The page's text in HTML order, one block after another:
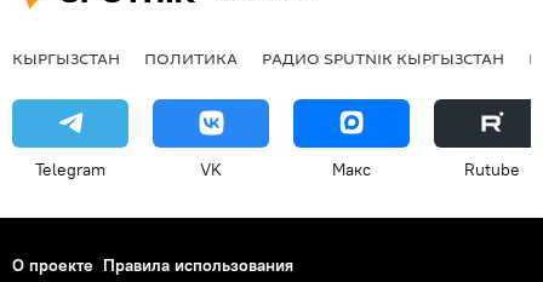
КЫРГЫЗСТАН ПОЛИТИКА РАДИО SPUTNIK КЫРГЫЗСТАН
Telegram VK Макс Rutube
О проекте Правила использования